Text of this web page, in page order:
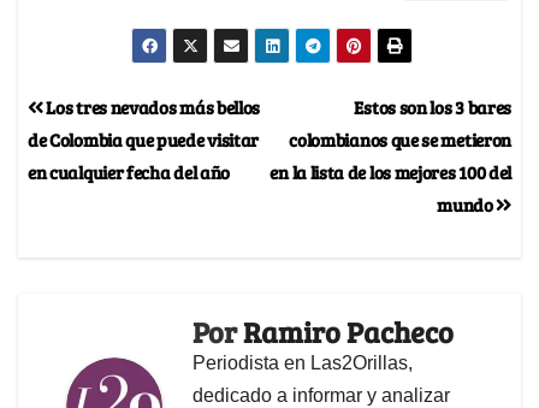
Estos son los 3 bares
colombianos que se metieron
en la lista de los mejores 100 del
mundo
Los tres nevados más bellos
de Colombia que puede visitar
en cualquier fecha del año
PorRamiro Pacheco
Periodista en Las2Orillas,
dedicado a informar y analizar